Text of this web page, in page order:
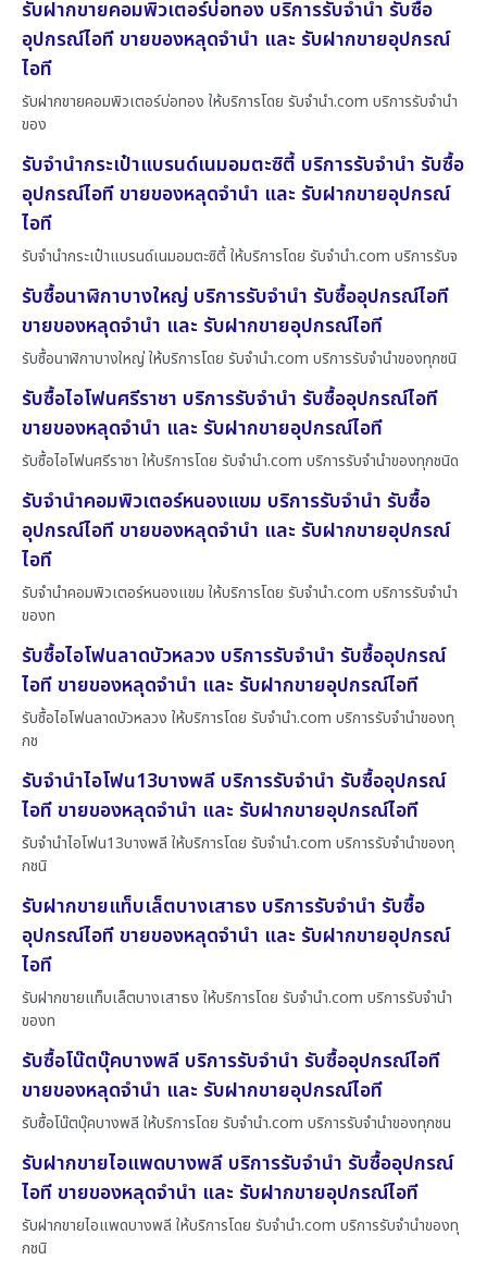
รับฝากขายคอมพิวเตอร์บ่อทอง บริการรับจำนำ รับซื้อ
อุปกรณ์ไอที ขายของหลุดจำนำ และ รับฝากขายอุปกรณ์
ไอที
รับฝากขายคอมพิวเตอร์บ่อทอง ให้บริการโดย รับจํานํา.com บริการรับจำนำ
ของ
รับจำนำกระเป๋าแบรนด์เนมอมตะซิตี้ บริการรับจำนำ รับซื้อ
อุปกรณ์ไอที ขายของหลุดจำนำ และ รับฝากขายอุปกรณ์
ไอที
รับจำนำกระเป๋าแบรนด์เนมอมตะซิตี้ ให้บริการโดย รับจํานํา.com บริการรับจ
รับซื้อนาฬิกาบางใหญ่ บริการรับจำนำ รับซื้ออุปกรณ์ไอที
ขายของหลุดจำนำ และ รับฝากขายอุปกรณ์ไอที
รับซื้อนาฬิกาบางใหญ่ ให้บริการโดย รับจํานํา.com บริการรับจำนำของทุกชนิ
รับซื้อไอโฟนศรีราชา บริการรับจำนำ รับซื้ออุปกรณ์ไอที
ขายของหลุดจำนำ และ รับฝากขายอุปกรณ์ไอที
รับซื้อไอโฟนศรีราชา ให้บริการโดย รับจํานํา.com บริการรับจำนำของทุกชนิด
รับจำนำคอมพิวเตอร์หนองแขม บริการรับจำนำ รับซื้อ
อุปกรณ์ไอที ขายของหลุดจำนำ และ รับฝากขายอุปกรณ์
ไอที
รับจำนำคอมพิวเตอร์หนองแขม ให้บริการโดย รับจํานํา.com บริการรับจำนำ
ของท
รับซื้อไอโฟนลาดบัวหลวง บริการรับจำนำ รับซื้ออุปกรณ์
ไอที ขายของหลุดจำนำ และ รับฝากขายอุปกรณ์ไอที
รับซื้อไอโฟนลาดบัวหลวง ให้บริการโดย รับจํานํา.com บริการรับจำนำของทุ
กช
รับจำนำไอโฟน13บางพลี บริการรับจำนำ รับซื้ออุปกรณ์
ไอที ขายของหลุดจำนำ และ รับฝากขายอุปกรณ์ไอที
รับจำนำไอโฟน13บางพลี ให้บริการโดย รับจํานํา.com บริการรับจำนำของทุ
กชนิ
รับฝากขายแท็บเล็ตบางเสาธง บริการรับจำนำ รับซื้อ
อุปกรณ์ไอที ขายของหลุดจำนำ และ รับฝากขายอุปกรณ์
ไอที
รับฝากขายแท็บเล็ตบางเสาธง ให้บริการโดย รับจํานํา.com บริการรับจำนำ
ของท
รับซื้อโน๊ตบุ๊คบางพลี บริการรับจำนำ รับซื้ออุปกรณ์ไอที
ขายของหลุดจำนำ และ รับฝากขายอุปกรณ์ไอที
รับซื้อโน๊ตบุ๊คบางพลี ให้บริการโดย รับจํานํา.com บริการรับจำนำของทุกชน
รับฝากขายไอแพดบางพลี บริการรับจำนำ รับซื้ออุปกรณ์
ไอที ขายของหลุดจำนำ และ รับฝากขายอุปกรณ์ไอที
รับฝากขายไอแพดบางพลี ให้บริการโดย รับจํานํา.com บริการรับจำนำของทุ
กชนิ